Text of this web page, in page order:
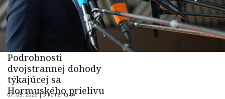
Podrobnosti
dvojstrannej dohody
týkajúcej sa
Hormuského prielivu
07. 08. 2026 |5 komentárov